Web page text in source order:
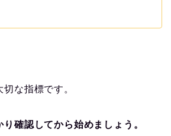
な指標です。
確認してから始めましょう。